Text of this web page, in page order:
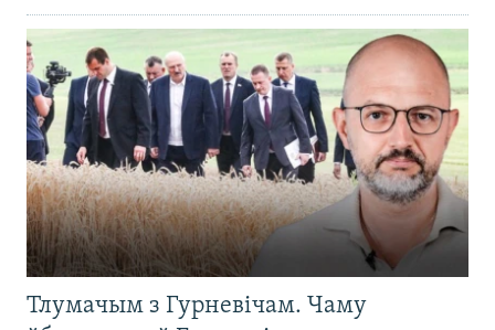
Тлумачым з Гурневічам. Чаму